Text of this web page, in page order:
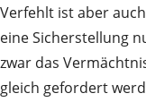
Verfehlt ist aber
eine Sicherstellung
zwar das
gleich gefordert